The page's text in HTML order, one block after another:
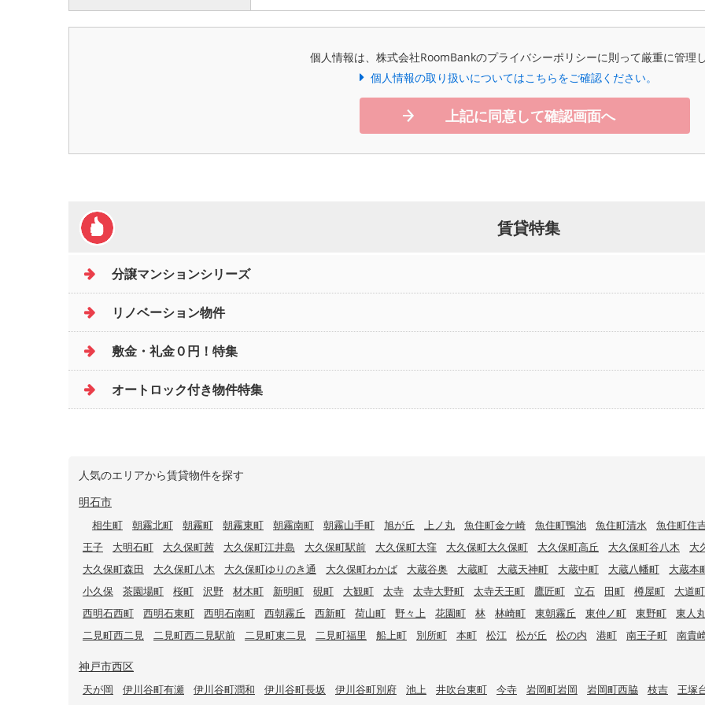
個人情報は、株式会社RoomBankのプライバシーポリシーに則って厳重に管理
個人情報の取り扱いについてはこちらをご確認ください。
上記に同意して確認画面へ
賃貸特集
分譲マンションシリーズ
リノベーション物件
敷金・礼金０円！特集
オートロック付き物件特集
人気のエリアから賃貸物件を探す
明石市
相生町 朝霧北町 朝霧町 朝霧東町 朝霧南町 朝霧山手町 旭が丘 上ノ丸 魚住町金ケ崎 魚住町鴨池 魚住町清水
魚住町住
王子
大明石町 大久保町茜 大久保町江井島 大久保町駅前 大久保町大窪 大久保町大久保町 大久保町高丘 大久保町谷八木
大
大久保町森田
大久保町八木 大久保町ゆりのき通 大久保町わかば 大蔵谷奥 大蔵町 大蔵天神町 大蔵中町 大蔵八幡町
大蔵本
小久保
茶園場町 桜町 沢野 材木町 新明町 硯町 大観町 太寺 太寺大野町 太寺天王町 鷹匠町 立石 田町 樽屋町
大道町
西明石西町
西明石東町 西明石南町 西朝霧丘 西新町 荷山町 野々上 花園町 林 林崎町 東朝霧丘 東仲ノ町 東野町
東人
二見町西二見
二見町西二見駅前 二見町東二見 二見町福里 船上町 別所町 本町 松江 松が丘 松の内 港町 南王子町 南貴
神戸市西区
天が岡 伊川谷町有瀬 伊川谷町潤和 伊川谷町長坂 伊川谷町別府 池上 井吹台東町 今寺 岩岡町岩岡 岩岡町西脇 枝吉
王塚